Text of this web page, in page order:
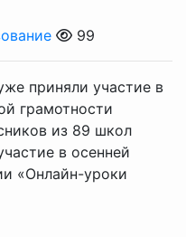
99
приняли участие в
грамотности
из 89 школ
в осенней
«Онлайн-уроки